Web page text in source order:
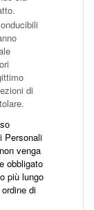
di
Personali
venga
obbligato
più lungo
di